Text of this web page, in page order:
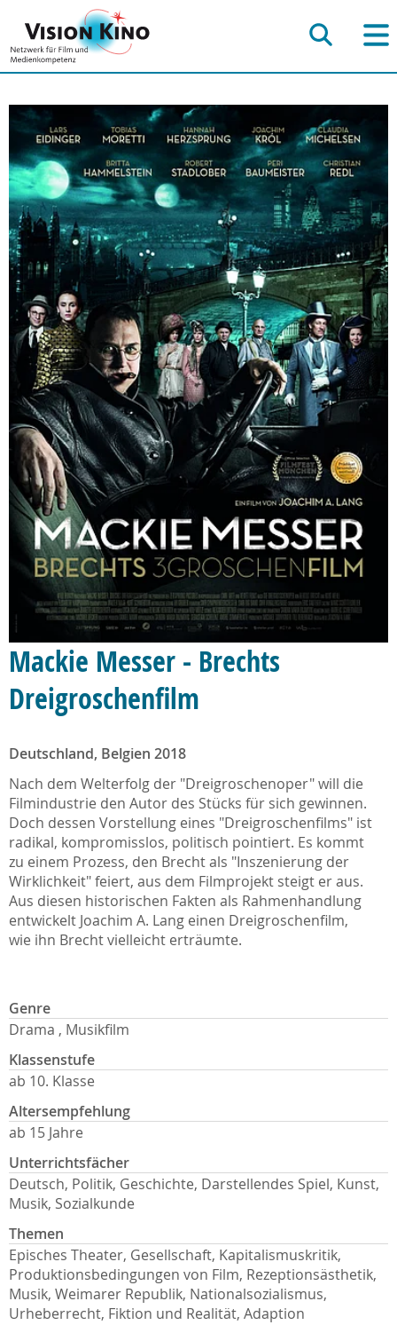
Mackie Messer - Brechts
Dreigroschenfilm
Deutschland, Belgien 2018
Nach dem Welterfolg der "Dreigroschenoper" will die
Filmindustrie den Autor des Stücks für sich gewinnen.
Doch dessen Vorstellung eines "Dreigroschenfilms" ist
radikal, kompromisslos, politisch pointiert. Es kommt
zu einem Prozess, den Brecht als "Inszenierung der
Wirklichkeit" feiert, aus dem Filmprojekt steigt er aus.
Aus diesen historischen Fakten als Rahmenhandlung
entwickelt Joachim A. Lang einen Dreigroschenfilm,
wie ihn Brecht vielleicht erträumte.
Genre
Drama , Musikfilm
Klassenstufe
ab 10. Klasse
Altersempfehlung
ab 15 Jahre
Unterrichtsfächer
Deutsch, Politik, Geschichte, Darstellendes Spiel, Kunst,
Musik, Sozialkunde
Themen
Episches Theater, Gesellschaft, Kapitalismuskritik,
Produktionsbedingungen von Film, Rezeptionsästhetik,
Musik, Weimarer Republik, Nationalsozialismus,
Urheberrecht, Fiktion und Realität, Adaption